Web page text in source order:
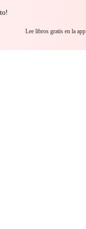
Lee libros gratis en la app